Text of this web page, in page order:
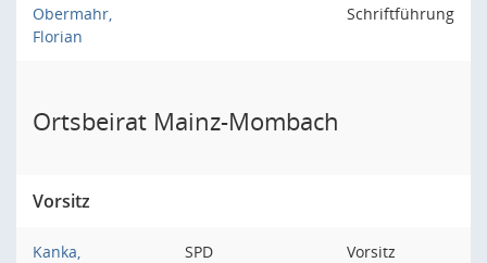
Obermahr,
Florian
Schriftführung
Ortsbeirat Mainz-Mombach
Vorsitz
Kanka,
SPD
Vorsitz